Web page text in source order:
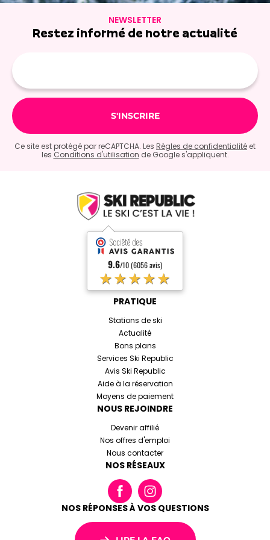
NEWSLETTER
Restez informé de notre actualité
mail
Ce site est protégé par reCAPTCHA. Les Règles de confidentialité et
les Conditions d'utilisation de Google s'appliquent.
9.6/10 (6056 avis)
★★★★★
PRATIQUE
Stations de ski
Actualité
Bons plans
Services Ski Republic
Avis Ski Republic
Aide à la réservation
Moyens de paiement
NOUS REJOINDRE
Devenir affilié
Nos offres d'emploi
Nous contacter
NOS RÉSEAUX
NOS RÉPONSES À VOS QUESTIONS